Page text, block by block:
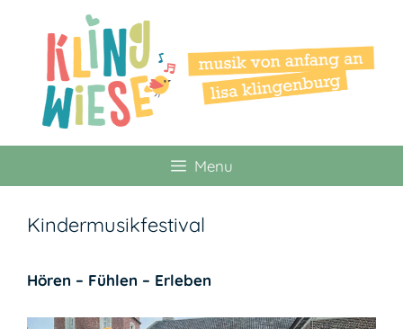
springen
Menu
Kindermusikfestival
Hören – Fühlen – Erleben